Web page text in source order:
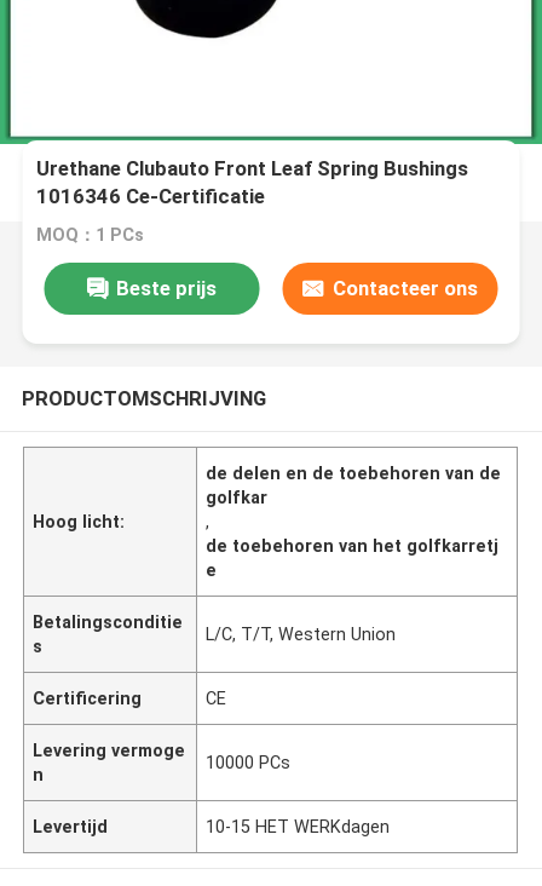
Urethane Clubauto Front Leaf Spring Bushings
1016346 Ce-Certificatie
MOQ：1 PCs
Beste prijs Contacteer ons
PRODUCTOMSCHRIJVING
Hoog licht:
de delen en de toebehoren van de
golfkar
,
de toebehoren van het golfkarretj
e
Betalingsconditie
s
L/C, T/T, Western Union
Certificering CE
Levering vermoge
n
10000 PCs
Levertijd 10-15 HET WERKdagen